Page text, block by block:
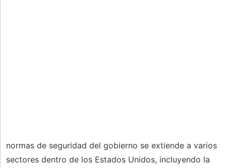
normas de seguridad del gobierno se extiende a varios
sectores dentro de los Estados Unidos, incluyendo la